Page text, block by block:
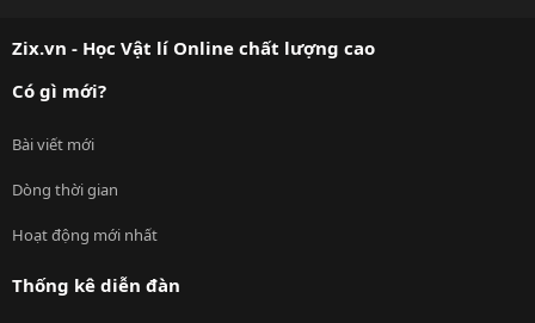
Zix.vn - Học Vật lí Online chất lượng cao
Có gì mới?
Bài viết mới
Dòng thời gian
Hoạt động mới nhất
Thống kê diễn đàn